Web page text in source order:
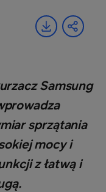
Samsung
sprzątania
mocy i
z łatwą i